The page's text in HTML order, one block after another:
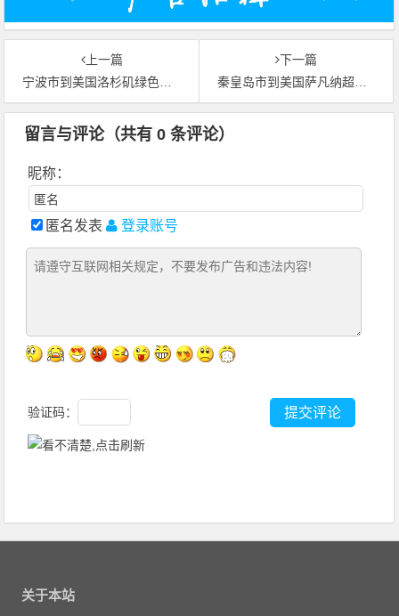
上一篇
宁波市到美国洛杉矶绿色航空货运
下一篇
秦皇岛市到美国萨凡纳超大件拆卸空运
留言与评论（共有0 条评论）
昵称：
匿名发表 登录账号
验证码：
关于本站